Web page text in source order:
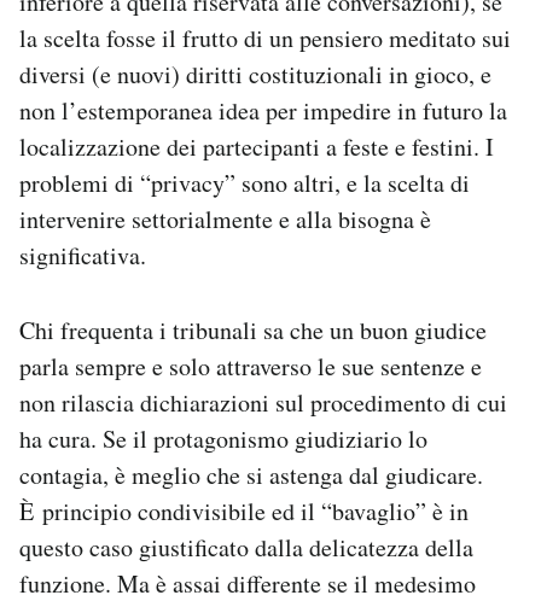
la scelta fosse il frutto di un pensiero meditato sui
diversi (e nuovi) diritti costituzionali in gioco, e
non l’estemporanea idea per impedire in futuro la
localizzazione dei partecipanti a feste e festini. I
problemi di “privacy” sono altri, e la scelta di
intervenire settorialmente e alla bisogna è
significativa.
Chi frequenta i tribunali sa che un buon giudice
parla sempre e solo attraverso le sue sentenze e
non rilascia dichiarazioni sul procedimento di cui
ha cura. Se il protagonismo giudiziario lo
contagia, è meglio che si astenga dal giudicare.
È principio condivisibile ed il “bavaglio” è in
questo caso giustificato dalla delicatezza della
funzione. Ma è assai differente se il medesimo